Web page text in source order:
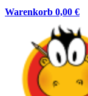
Warenkorb 0,00 €